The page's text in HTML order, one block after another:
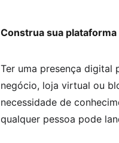
Construa sua
Ter uma presença digital
negócio, loja virtual ou
necessidade de
qualquer pessoa pode